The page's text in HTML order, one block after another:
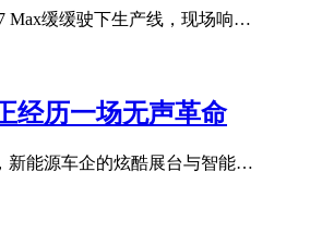
Max缓缓驶下生产线，现场响…
经历一场无声革命
新能源车企的炫酷展台与智能…